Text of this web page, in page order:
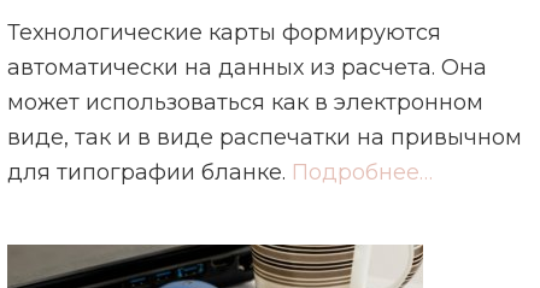
Технологические карты формируются
автоматически на данных из расчета. Она
может использоваться как в электронном
виде, так и в виде распечатки на привычном
для типографии бланке. Подробнее…